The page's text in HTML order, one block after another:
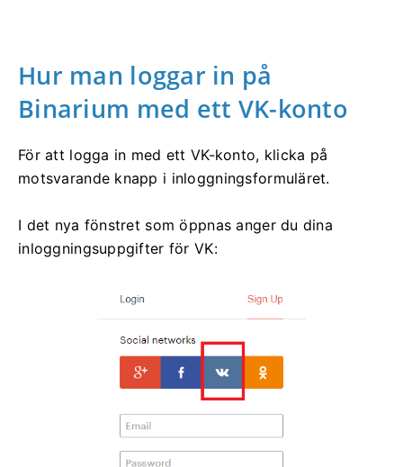
Hur man loggar in på
Binarium med ett VK-konto
För att logga in med ett VK-konto, klicka på
motsvarande knapp i inloggningsformuläret.
I det nya fönstret som öppnas anger du dina
inloggningsuppgifter för VK: